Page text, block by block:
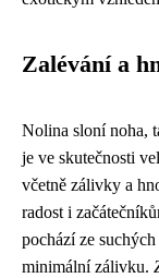
Zalévání a
Nolina sloní noha,
je ve skutečnosti
včetně zálivky a
radost i
pochází ze
minimální zálivku.